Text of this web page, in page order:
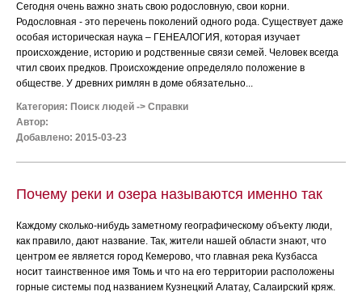
Сегодня очень важно знать свою родословную, свои корни.
Родословная - это перечень поколений одного рода. Существует даже
особая историческая наука – ГЕНЕАЛОГИЯ, которая изучает
происхождение, историю и родственные связи семей. Человек всегда
чтил своих предков. Происхождение определяло положение в
обществе. У древних римлян в доме обязательно...
Категория: Поиск людей -> Справки
Автор:
Добавлено: 2015-03-23
Почему реки и озера называются именно так
Каждому сколько-нибудь заметному географическому объекту люди,
как правило, дают название. Так, жители нашей области знают, что
центром ее является город Кемерово, что главная река Кузбасса
носит таинственное имя Томь и что на его территории расположены
горные системы под названием Кузнецкий Алатау, Салаирский кряж.